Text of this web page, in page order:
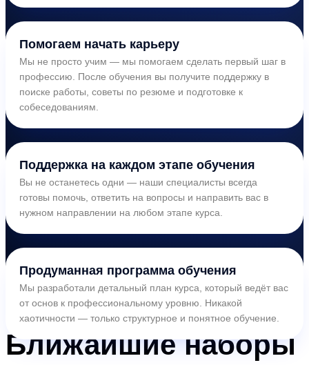
Помогаем начать карьеру
Мы не просто учим — мы помогаем сделать первый шаг в
профессию. После обучения вы получите поддержку в
поиске работы, советы по резюме и подготовке к
собеседованиям.
Поддержка на каждом этапе обучения
Вы не останетесь одни — наши специалисты всегда
готовы помочь, ответить на вопросы и направить вас в
нужном направлении на любом этапе курса.
Продуманная программа обучения
Мы разработали детальный план курса, который ведёт вас
от основ к профессиональному уровню. Никакой
хаотичности — только структурное и понятное обучение.
Ближайшиенаборы